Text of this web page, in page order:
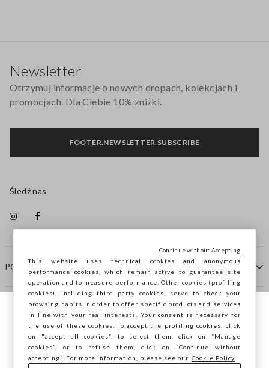
POMOC
FIRMA
KONTAKTY
Newsletter
Otrzymuj informacje o nowych dropach, kolekcjach i
promocjach. Dla Ciebie 10% zniżki.
FOOTER.NEWSLETTER.SUBSCRIBE
Śledź nas
Przeglądasz STEFANEL Italia, chcesz
zapisać swoją lokalizację?
This website uses technical cookies and anonymous
performance cookies, which remain active to guarantee site
operation and to measure performance. Other cookies (profiling
cookies), including third party cookies, serve to check your
browsing habits in order to offer specific products and services
in line with your real interests. Your consent is necessary for
the use of these cookies. To accept the profiling cookies, click
on "accept all cookies”, to select them, click on “Manage
cookies”, or to refuse them, click on “Continue without
accepting”. For more information, please see our Cookie Policy
Continue without Accepting